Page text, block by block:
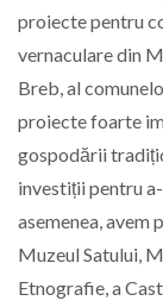
proiecte pentru
vernaculare din
Breb, al
proiecte foarte
gospodării
investiții pentru
asemenea, avem
Muzeul Satului,
Etnografie, a